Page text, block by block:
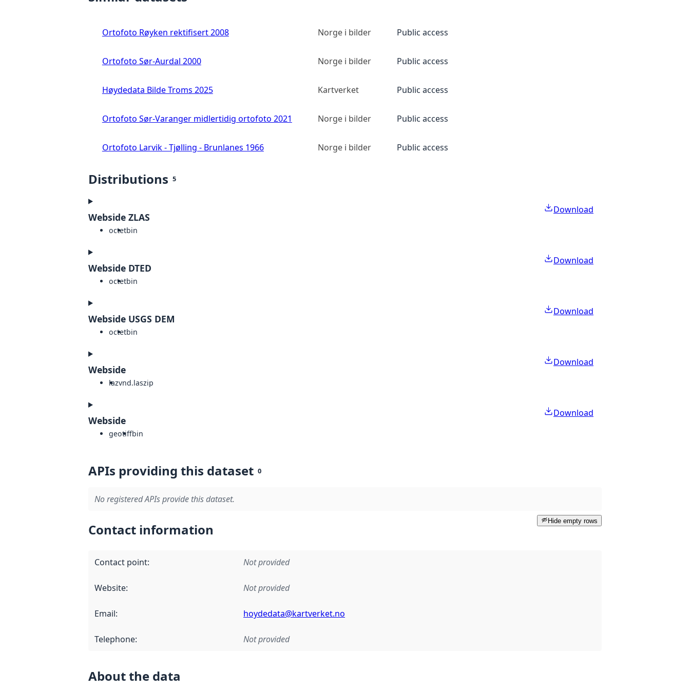
Ortofoto Røyken rektifisert 2008 Norge i bilder Public access
Ortofoto Sør-Aurdal 2000 Norge i bilder Public access
Høydedata Bilde Troms 2025 Kartverket Public access
Ortofoto Sør-Varanger midlertidig ortofoto 2021 Norge i bilder Public access
Ortofoto Larvik - Tjølling - Brunlanes 1966 Norge i bilder Public access
Distributions 5
Webside ZLAS
octetbin
Download
Webside DTED
octetbin
Download
Webside USGS DEM
octetbin
Download
Webside
lazvnd.laszip
Download
Webside
geotiffbin
Download
APIs providing this dataset 0
No registered APIs provide this dataset.
Hide empty rows
Contact information
Contact point: Not provided
Website: Not provided
Email: hoydedata@kartverket.no
Telephone: Not provided
About the data